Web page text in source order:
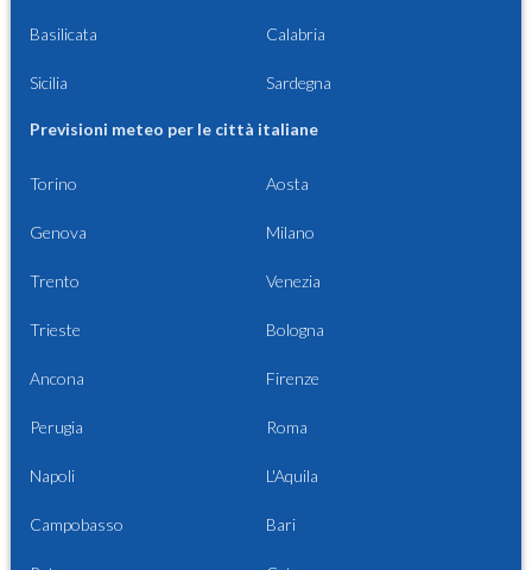
Basilicata Calabria
Sicilia Sardegna
Previsioni meteo per le città italiane
Torino Aosta
Genova Milano
Trento Venezia
Trieste Bologna
Ancona Firenze
Perugia Roma
Napoli L'Aquila
Campobasso Bari